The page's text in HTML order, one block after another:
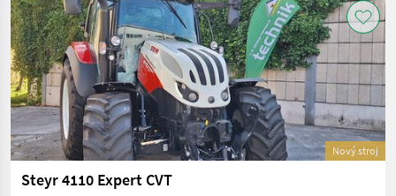
Nový stroj
Steyr 4110 Expert CVT